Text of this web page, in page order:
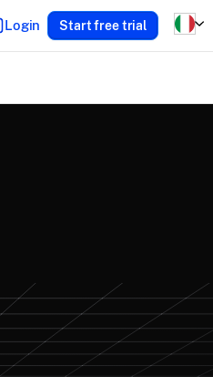
Login Start free trial